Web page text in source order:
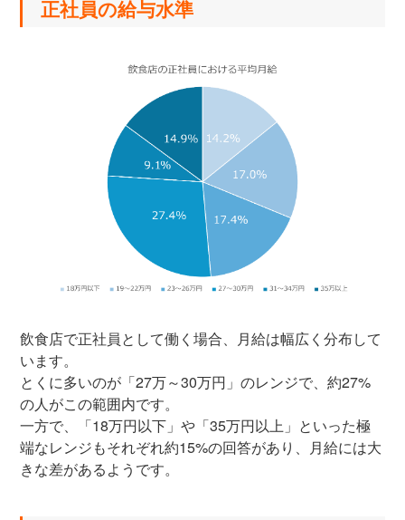
正社員の給与水準
飲食店で正社員として働く場合、月給は幅広く分布して
います。
とくに多いのが「27万～30万円」のレンジで、約27%
の人がこの範囲内です。
一方で、「18万円以下」や「35万円以上」といった極
端なレンジもそれぞれ約15%の回答があり、月給には大
きな差があるようです。